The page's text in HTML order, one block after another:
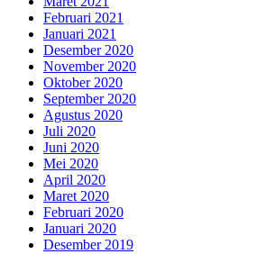
Februari 2021
Januari 2021
Desember 2020
November 2020
Oktober 2020
September 2020
Agustus 2020
Juli 2020
Juni 2020
Mei 2020
April 2020
Maret 2020
Februari 2020
Januari 2020
Desember 2019